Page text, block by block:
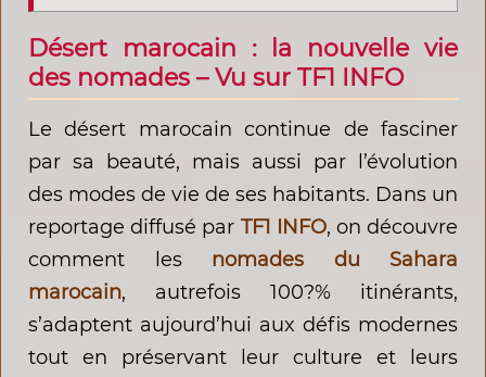
Désert marocain : la nouvelle vie
des nomades – Vu sur TF1 INFO
Le désert marocain continue de fasciner
par sa beauté, mais aussi par l’évolution
des modes de vie de ses habitants. Dans un
reportage diffusé par TF1 INFO, on découvre
comment les nomades du Sahara
marocain, autrefois 100?% itinérants,
s’adaptent aujourd’hui aux défis modernes
tout en préservant leur culture et leurs